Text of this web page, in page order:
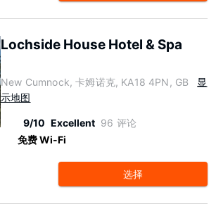
Lochside House Hotel & Spa
New Cumnock, 卡姆诺克, KA18 4PN, GB
显
示地图
9/10 Excellent 96 评论
免费 Wi-Fi
选择